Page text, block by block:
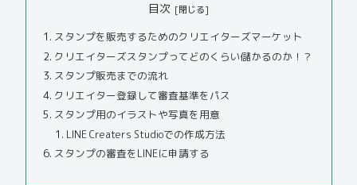
目次
スタンプを販売するためのクリエイターズマーケット
クリエイターズスタンプってどのくらい儲かるのか！？
スタンプ販売までの流れ
クリエイター登録して審査基準をパス
スタンプ用のイラストや写真を用意
LINE Creaters Studioでの作成方法
スタンプの審査をLINEに申請する